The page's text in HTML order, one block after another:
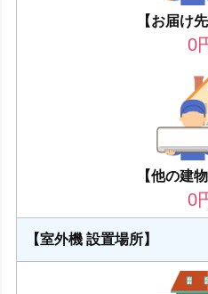
【お届け
0
【他の建
0
【室外機 設置場所】